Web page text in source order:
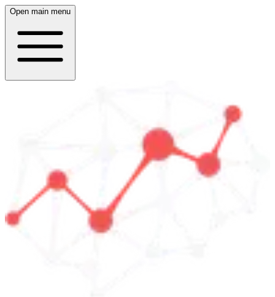
Open main menu